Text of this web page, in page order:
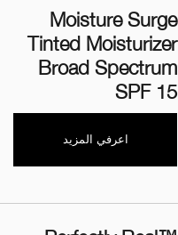
Moisture Surge
Tinted Moisturizer
Broad Spectrum
SPF 15
اعرفي المزيد